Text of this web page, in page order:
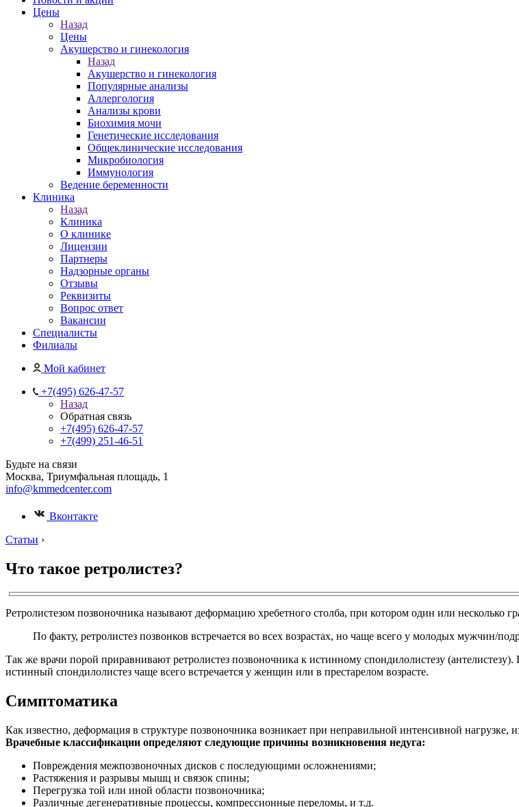
Цены
Назад
Цены
Акушерство и гинекология
Назад
Акушерство и гинекология
Популярные анализы
Аллергология
Анализы крови
Биохимия мочи
Генетические исследования
Общеклинические исследования
Микробиология
Иммунология
Ведение беременности
Клиника
Назад
Клиника
О клинике
Лицензии
Партнеры
Надзорные органы
Отзывы
Реквизиты
Вопрос ответ
Вакансии
Специалисты
Филиалы
Мой кабинет
+7(495) 626-47-57
Назад
Обратная связь
+7(495) 626-47-57
+7(499) 251-46-51
Будьте на связи
Москва, Триумфальная площадь, 1
info@kmmedcenter.com
Вконтакте
Статьи ›
Что такое ретролистез?
Ретролистезом позвоночника называют деформацию хребетного столба, при котором один или несколько
По факту, ретролистез позвонков встречается во всех возрастах, но чаще всего у молодых мужчин/
Так же врачи порой приравнивают ретролистез позвоночника к истинному спондилолистезу
истинный спондилолистез чаще всего встречается у женщин или в престарелом возрасте.
Симптоматика
Как известно, деформация в структуре позвоночника возникает при неправильной интенсивной
Врачебные классификации определяют следующие причины возникновения недуга:
Повреждения межпозвоночных дисков с последующими осложнениями;
Растяжения и разрывы мышц и связок спины;
Перегрузка той или иной области позвоночника;
Различные дегенеративные процессы, компрессионные переломы, и т.д.